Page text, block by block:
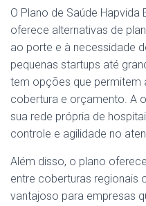
O Plano de Saúde
oferece alternativas de
ao porte e à necessidade
pequenas startups até
tem opções que permitem
cobertura e orçamento. A
sua rede própria de
controle e agilidade no
Além disso, o plano
entre coberturas regionais
vantajoso para empresas